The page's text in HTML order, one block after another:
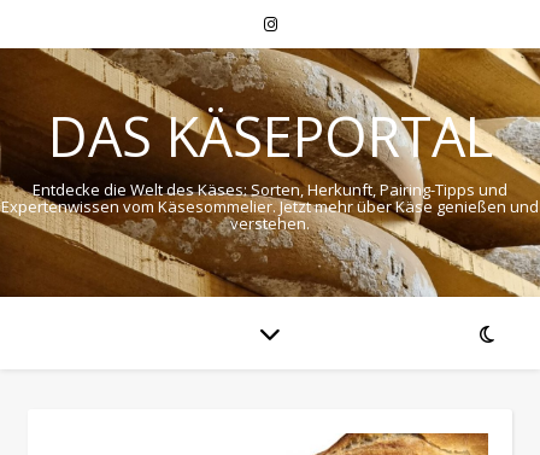
DAS KÄSEPORTAL
Entdecke die Welt des Käses: Sorten, Herkunft, Pairing-Tipps und
Expertenwissen vom Käsesommelier. Jetzt mehr über Käse genießen und
verstehen.